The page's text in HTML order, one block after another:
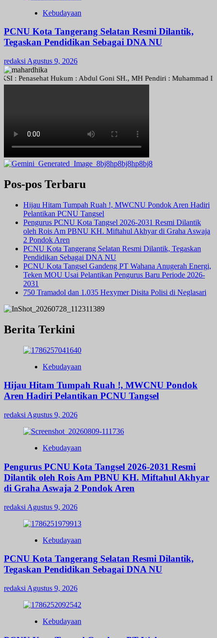
Kebudayaan
PCNU Kota Tangerang Selatan Resmi Dilantik,
Tegaskan Pendidikan Sebagai DNA NU
redaksi Agustus 9, 2026
: Penasehat Hukum : Abdul Goni SH., MH Pendiri : Muhammad
Pos-pos Terbaru
Hijau Hitam Tumpah Ruah !, MWCNU Pondok Aren Hadiri
Pelantikan PCNU Tangsel
Pengurus PCNU Kota Tangsel 2026-2031 Resmi Dilantik
oleh Rois Am PBNU KH. Miftahul Akhyar di Graha Aswaja
2 Pondok Aren
PCNU Kota Tangerang Selatan Resmi Dilantik, Tegaskan
Pendidikan Sebagai DNA NU
PCNU Kota Tangsel Gandeng PT Wahana Anugerah Energi,
Teken MOU Usai Pelantikan Pengurus Baru Periode 2026-
2031
750 Tramadol dan 1.035 Hexymer Disita Polisi di Neglasari
Berita Terkini
Kebudayaan
Hijau Hitam Tumpah Ruah !, MWCNU Pondok
Aren Hadiri Pelantikan PCNU Tangsel
redaksi Agustus 9, 2026
Kebudayaan
Pengurus PCNU Kota Tangsel 2026-2031 Resmi
Dilantik oleh Rois Am PBNU KH. Miftahul Akhyar
di Graha Aswaja 2 Pondok Aren
redaksi Agustus 9, 2026
Kebudayaan
PCNU Kota Tangerang Selatan Resmi Dilantik,
Tegaskan Pendidikan Sebagai DNA NU
redaksi Agustus 9, 2026
Kebudayaan